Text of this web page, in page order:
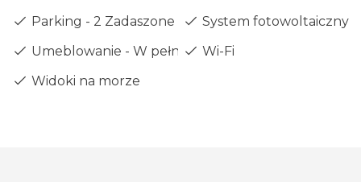
Parking - 2 Zadaszone
System fotowoltaiczny
Umeblowanie - W pełni
Wi-Fi
Widoki na morze